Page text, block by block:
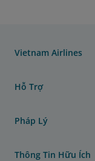
Vietnam Airlines
Hỗ Trợ
Pháp Lý
Thông Tin Hữu Ích